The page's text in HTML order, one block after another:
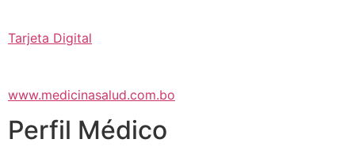
Tarjeta Digital
www.medicinasalud.com.bo
Perfil Médico